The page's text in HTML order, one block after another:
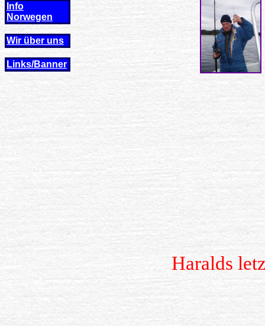
Info
Norwegen
Wir über uns
Links/Banner
Haralds